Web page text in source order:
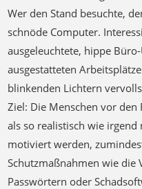
Wer den Stand besuchte,
schnöde Computer.
ausgeleuchtete, hippe
ausgestatteten
blinkenden Lichtern
Ziel: Die Menschen vor den
als so realistisch wie
motiviert werden,
Schutzmaßnahmen wie die
Passwörtern oder